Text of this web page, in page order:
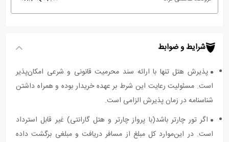
شرایط و ضوابط
پذیرش هتل تنها با ارائه سند محرمیت قانونی و شرعی امکان‌پذیر
است. مسئولیت رعایت این شرط بر عهده خریدار بوده و همراه داشتن
شناسنامه در زمان پذیرش الزامی است.
اگر تور چارتر باشد(با پرواز چارتر و هتل گارانتی) غیر قابل استرداد
است. در این‌موارد کل مبلغ از مسافر دریافت و مبلغی برگشت داده